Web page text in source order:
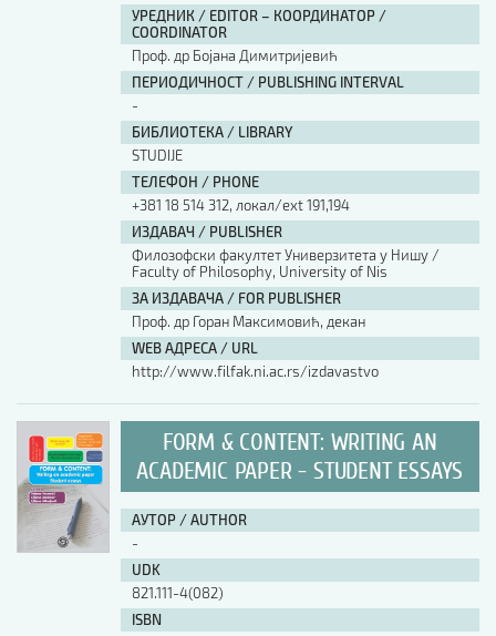
УРЕДНИК / EDITOR – КООРДИНАТОР /
COORDINATOR
Проф. др Бојана Димитријевић
ПЕРИОДИЧНОСТ / PUBLISHING INTERVAL
-
БИБЛИОТЕКА / LIBRARY
STUDIJE
ТЕЛЕФОН / PHONE
+381 18 514 312, локал/ext 191,194
ИЗДАВАЧ / PUBLISHER
Филозофски факултет Универзитета у Нишу /
Faculty of Philosophy, University of Nis
ЗА ИЗДАВАЧА / FOR PUBLISHER
Проф. др Горан Максимовић, декан
WEB АДРЕСА / URL
http://www.filfak.ni.ac.rs/izdavastvo
FORM & CONTENT: WRITING AN
ACADEMIC PAPER - STUDENT ESSAYS
АУТОР / AUTHOR
-
UDK
821.111-4(082)
ISBN